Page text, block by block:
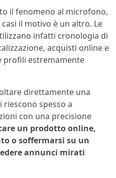
il fenomeno al microfono,
il motivo è un altro. Le
infatti cronologia di
acquisti online e
profili estremamente
direttamente una
spesso a
con una precisione
un prodotto online,
o soffermarsi su un
annunci mirati